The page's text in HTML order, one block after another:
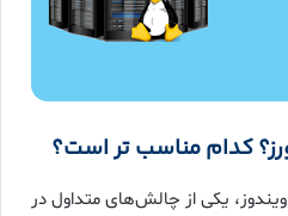
کدام مناسب تر است؟
یکی از چالش‌های متداول در